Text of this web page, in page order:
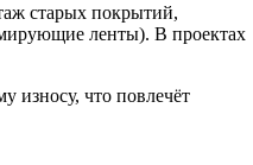
старых покрытий,
ленты). В проектах
износу, что повлечёт